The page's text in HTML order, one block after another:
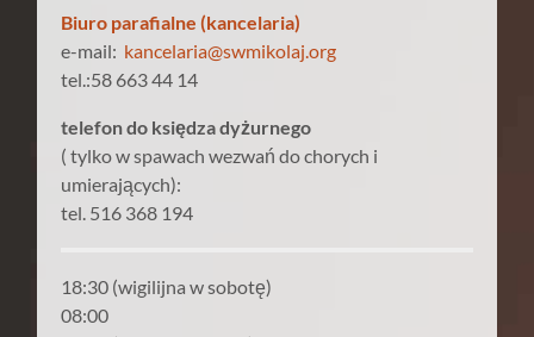
Biuro parafialne (kancelaria)
e-mail: kancelaria@swmikolaj.org
tel.:58 663 44 14
telefon do księdza dyżurnego
( tylko w spawach wezwań do chorych i
umierających):
tel. 516 368 194
18:30 (wigilijna w sobotę)
08:00